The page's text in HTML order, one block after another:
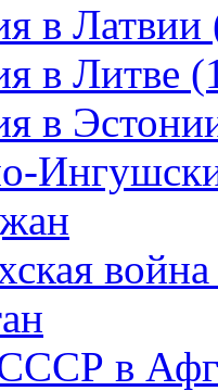
в Латвии
в Литве
в
в